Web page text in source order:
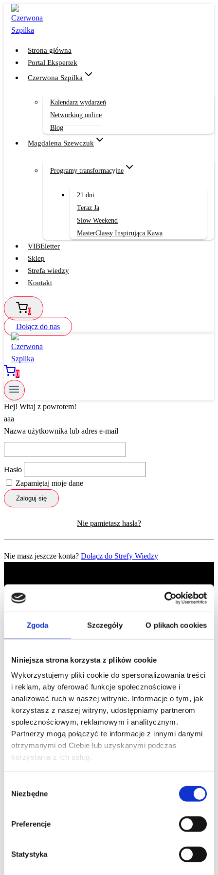
Zgoda Szczegóły O plikach cookies
Niniejsza strona korzysta z plików cookie
Wykorzystujemy pliki cookie do spersonalizowania treści
i reklam, aby oferować funkcje społecznościowe i
analizować ruch w naszej witrynie. Informacje o tym, jak
korzystasz z naszej witryny, udostępniamy partnerom
społecznościowym, reklamowym i analitycznym.
Partnerzy mogą połączyć te informacje z innymi danymi
otrzymanymi od Ciebie lub uzyskanymi podczas
korzystania z ich usług.
zgody
Niezbędne
Preferencje
Statystyka
Przejdź
treści
Strona główna
Portal Ekspertek
Czerwona Szpilka
Kalendarz wydarzeń
Networking online
Blog
Magdalena Szewczuk
Programy transformacyjne
21 dni
Teraz Ja
Slow Weekend
MasterClassy Inspirująca Kawa
VIBEletter
Sklep
Strefa wiedzy
Kontakt
0
Dołącz do nas
0
Hej! Witaj z powrotem!
aaa
Nazwa użytkownika lub adres e-mail
Hasło
Zapamiętaj moje dane
Zaloguj się
Nie pamietasz hasła?
Nie masz jeszcze konta? Dołącz do Strefy Wiedzy
Szpilka
Profil tiktok Czerwona Szpilka
Profil youtube Czerwona
Szpilka
Kontakt
kontakt@czerwonaszpilka.pl